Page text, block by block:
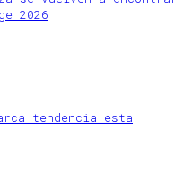
2026
tendencia esta